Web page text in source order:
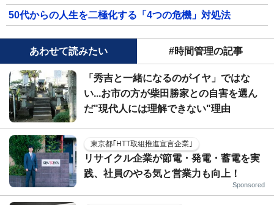
50代からの人生を二極化する「4つの危機」対処法
あわせて読みたい #時間管理の記事
「秀吉と一緒になるのがイヤ」ではな
い...お市の方が柴田勝家との自害を選ん
だ"現代人には理解できない"理由
東京都｢HTT取組推進宣言企業｣
リサイクル企業が節電・発電・蓄電を実
践、社員のやる気と営業力も向上！
Sponsored